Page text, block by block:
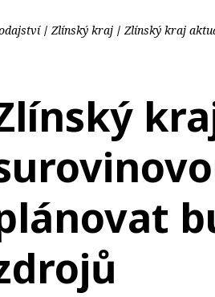
Zlínský kraj Zlínský kraj